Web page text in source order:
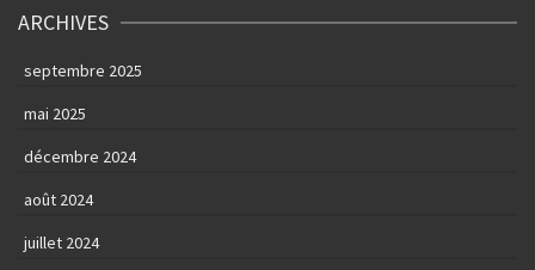
ARCHIVES
septembre 2025
mai 2025
décembre 2024
août 2024
juillet 2024